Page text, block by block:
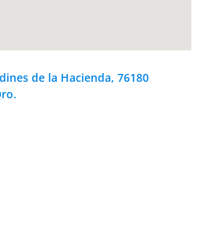
de la Hacienda, 76180